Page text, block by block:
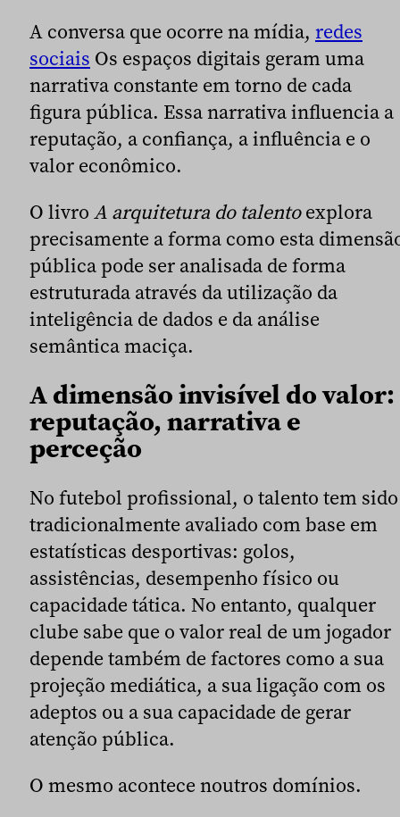
A conversa que ocorre na mídia, redes
sociais Os espaços digitais geram uma
narrativa constante em torno de cada
figura pública. Essa narrativa influencia a
reputação, a confiança, a influência e o
valor econômico.
O livro A arquitetura do talentoexplora
precisamente a forma como esta
pública pode ser analisada de forma
estruturada através da utilização da
inteligência de dados e da análise
semântica maciça.
A dimensão invisível do valor:
reputação, narrativa e
perceção
No futebol profissional, o talento tem sido
tradicionalmente avaliado com base em
estatísticas desportivas: golos,
assistências, desempenho físico ou
capacidade tática. No entanto, qualquer
clube sabe que o valor real de um jogador
depende também de factores como a sua
projeção mediática, a sua ligação com os
adeptos ou a sua capacidade de gerar
atenção pública.
O mesmo acontece noutros domínios.